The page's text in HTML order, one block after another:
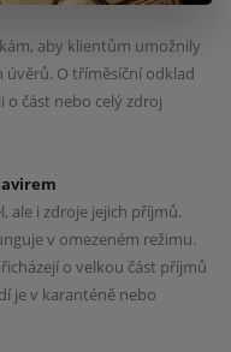
aby klientům umožnily
O tříměsíční odklad
část nebo celý zdroj
ale i zdroje jejich příjmů.
v omezeném režimu.
o velkou část příjmů
je v karanténě nebo